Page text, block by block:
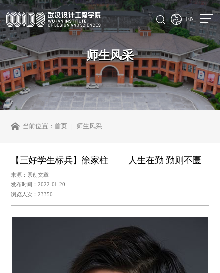
EN
师生风采
当前位置：首页 师生风采
【三好学生标兵】徐家柱—— 人生在勤 勤则不匮
来源：原创文章
发布时间：2022-01-20
浏览人次：23350